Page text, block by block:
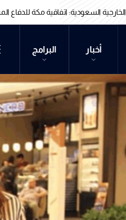
الخارجية السعودية: اتفاقية مكة للدفاع
أخبار البرامج